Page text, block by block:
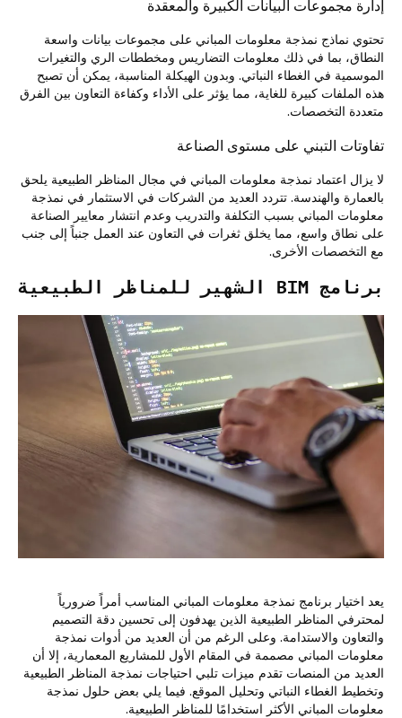
إدارة مجموعات البيانات الكبيرة والمعقدة
تحتوي نماذج نمذجة معلومات المباني على مجموعات بيانات واسعة
النطاق، بما في ذلك معلومات التضاريس ومخططات الري والتغيرات
الموسمية في الغطاء النباتي. وبدون الهيكلة المناسبة، يمكن أن تصبح
هذه الملفات كبيرة للغاية، مما يؤثر على الأداء وكفاءة التعاون بين الفرق
متعددة التخصصات.
تفاوتات التبني على مستوى الصناعة
لا يزال اعتماد نمذجة معلومات المباني في مجال المناظر الطبيعية يلحق
بالعمارة والهندسة. تتردد العديد من الشركات في الاستثمار في نمذجة
معلومات المباني بسبب التكلفة والتدريب وعدم انتشار معايير الصناعة
على نطاق واسع، مما يخلق ثغرات في التعاون عند العمل جنباً إلى جنب
مع التخصصات الأخرى.
برنامج BIM الشهير للمناظر الطبيعية
يعد اختيار برنامج نمذجة معلومات المباني المناسب أمراً ضرورياً
لمحترفي المناظر الطبيعية الذين يهدفون إلى تحسين دقة التصميم
والتعاون والاستدامة. وعلى الرغم من أن العديد من أدوات نمذجة
معلومات المباني مصممة في المقام الأول للمشاريع المعمارية، إلا أن
العديد من المنصات تقدم ميزات تلبي احتياجات نمذجة المناظر الطبيعية
وتخطيط الغطاء النباتي وتحليل الموقع. فيما يلي بعض حلول نمذجة
معلومات المباني الأكثر استخدامًا للمناظر الطبيعية.